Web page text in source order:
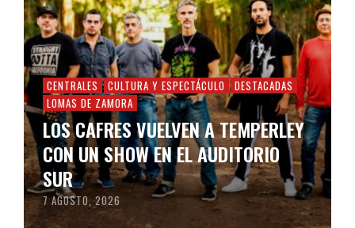
CENTRALES CULTURA Y ESPECTÁCULO
DESTACADAS
LOMAS DE ZAMORA
LOS CAFRES VUELVEN A TEMPERLEY
CON UN SHOW EN EL AUDITORIO
SUR
7 AGOSTO, 2026